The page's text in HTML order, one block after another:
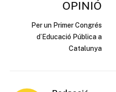
OPINIÓ
Per un Primer Congrés
d’Educació Pública a
Catalunya